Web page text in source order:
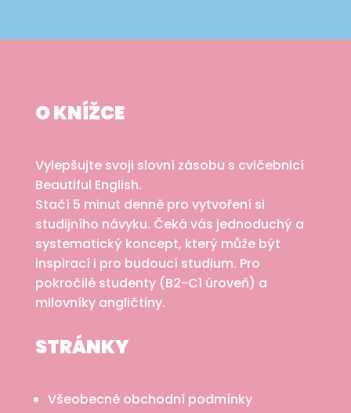
O KNÍŽCE
Vylepšujte svoji slovní zásobu s cvičebnicí
Beautiful English.
Stačí 5 minut denně pro vytvoření si
studijního návyku. Čeká vás jednoduchý a
systematický koncept, který může být
inspirací i pro budoucí studium. Pro
pokročilé studenty (B2-C1 úroveň) a
milovníky angličtiny.
STRÁNKY
Všeobecné obchodní podmínky